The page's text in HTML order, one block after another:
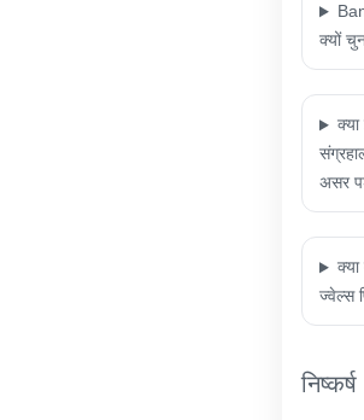
क्यों
असर
ज्वेल्स
निष्कर्ष